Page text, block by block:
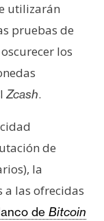
utilizarán
pruebas de
los
Zcash.
de
la
a las ofrecidas
de Bitcoin